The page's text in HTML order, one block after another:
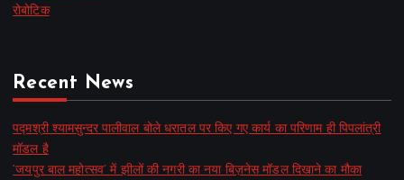
रोबोटिक
Recent News
पद्मश्री श्यामसुन्दर पालीवाल बोले धरातल पर किए गए कार्य का परिणाम ही पिपलांत्री
मॉडल है
‘जयपुर बाल महोत्सव’ में झीलों की नगरी का नया बिज़नेस मॉडल दिखाने का मौका